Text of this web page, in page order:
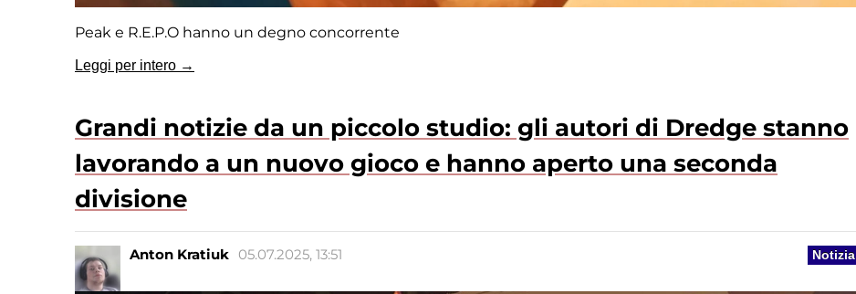
Peak e R.E.P.O hanno un degno concorrente
Leggi per intero →
Grandi notizie da un piccolo studio: gli autori di Dredge stanno
lavorando a un nuovo gioco e hanno aperto una seconda
divisione
Notizia
Anton Kratiuk 05.07.2025, 13:51